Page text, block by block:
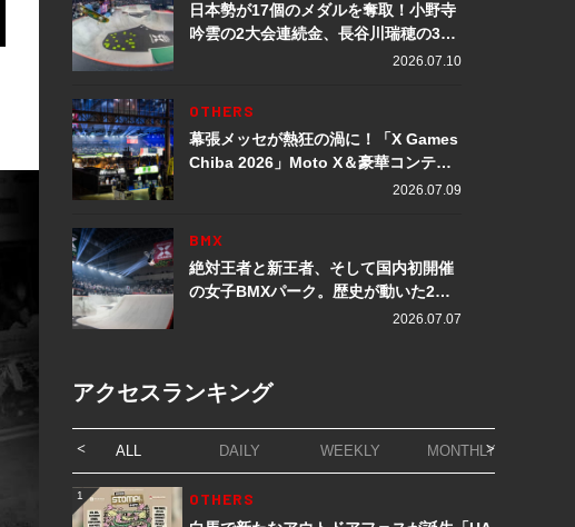
日本勢が17個のメダルを奪取！小野寺
吟雲の2大会連続金、長谷川瑞穂の3メ
ダル獲得など数々の快挙をプレイバッ
2026.07.10
OTHERS
幕張メッセが熱狂の渦に！「X Games
Chiba 2026」Moto X＆豪華コンテン
2026.07.09
BMX
絶対王者と新王者、そして国内初開催
の女子BMXパーク。歴史が動いた2日
2026.07.07
アクセスランキング
ALL DAILY WEEKLY MONTHLY
1 OTHERS